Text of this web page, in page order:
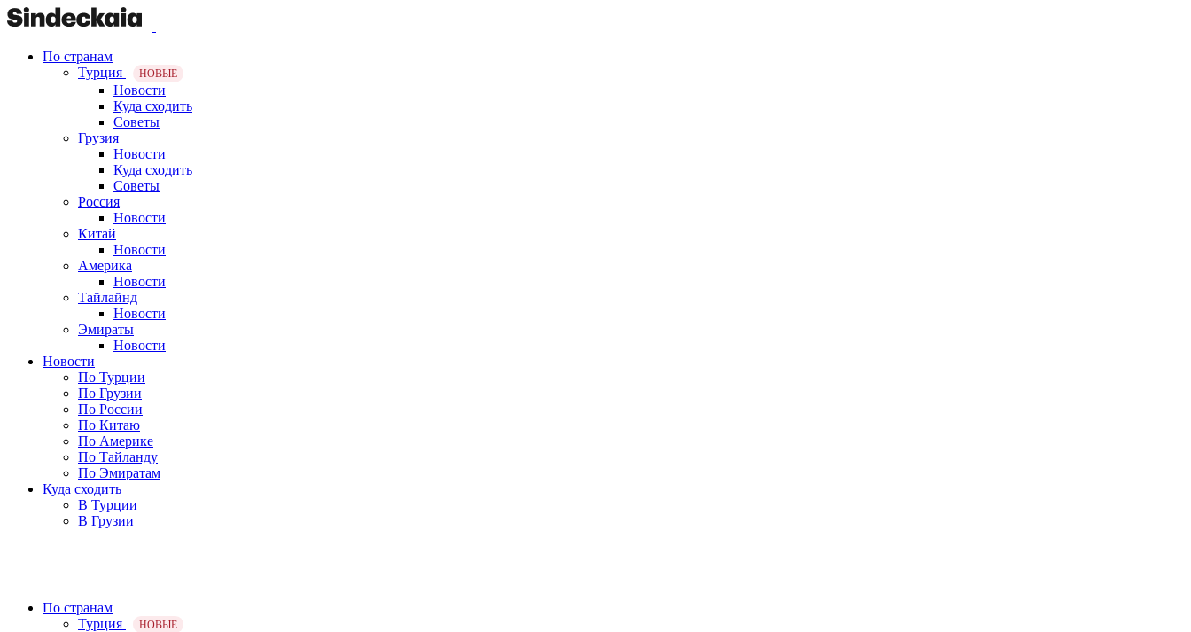
По странам
Турция
НОВЫЕ
Новости
Куда сходить
Советы
Грузия
Новости
Куда сходить
Советы
Россия
Новости
Китай
Новости
Америка
Новости
Тайлайнд
Новости
Эмираты
Новости
Новости
По Турции
По Грузии
По России
По Китаю
По Америке
По Тайланду
По Эмиратам
Куда сходить
В Турции
В Грузии
По странам
Турция
НОВЫЕ